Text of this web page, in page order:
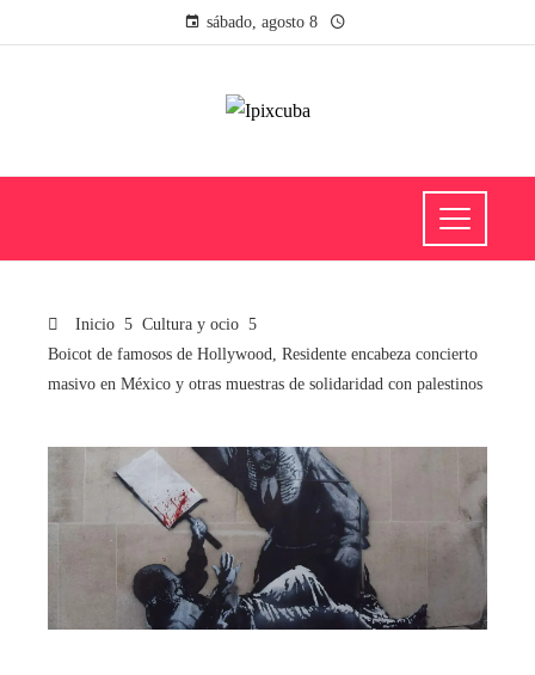
sábado, agosto 8
Inicio
Cultura y ocio
Boicot de famosos de Hollywood, Residente encabeza concierto
masivo en México y otras muestras de solidaridad con palestinos